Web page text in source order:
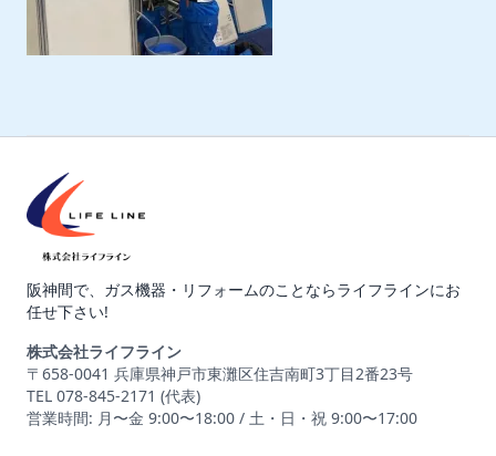
阪神間で、ガス機器・リフォームのことならライフラインにお
任せ下さい!
株式会社ライフライン
〒658-0041 兵庫県神戸市東灘区住吉南町3丁目2番23号
TEL 078-845-2171 (代表)
営業時間: 月〜金 9:00〜18:00 / 土・日・祝 9:00〜17:00